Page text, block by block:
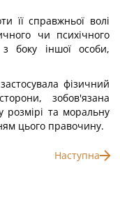
її справжньої волі
чи психічного
боку іншої особи,
фізичний
зобов'язана
розмірі та моральну
цього правочину.
Наступна